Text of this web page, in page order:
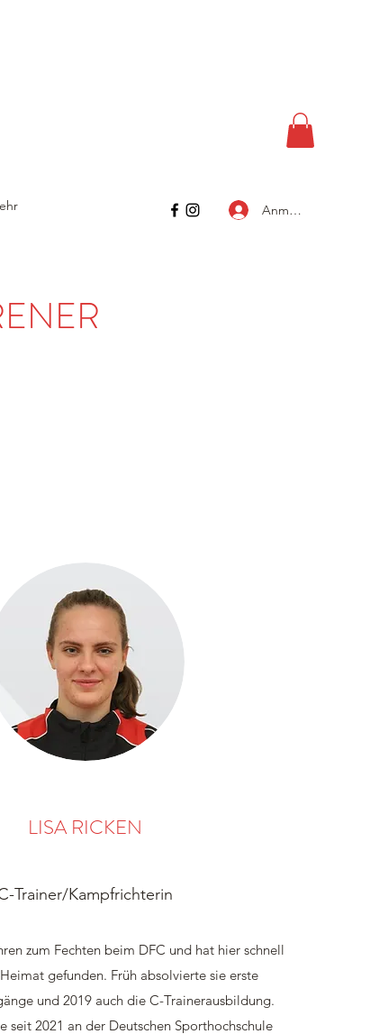
Anmelden
LISA RICKEN
Trainer/Kampfrichterin
zum Fechten beim DFC und hat hier schnell
gefunden. Früh absolvierte sie erste
und 2019 auch die C-Trainerausbildung.
seit 2021 an der Deutschen Sporthochschule